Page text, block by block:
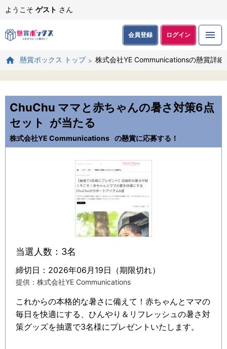
ようこそ ゲスト さん
会員登録 ログイン
懸賞ボックス トップ 株式会社YE Communicationsの懸賞詳細
ChuChu ママと赤ちゃんの暑さ対策6点
セット
が当たる
株式会社YE Communications の懸賞に応募する！
当選人数：3名
締切日：2026年06月19日（期限切れ）
提供：株式会社YE Communications
これからの本格的な暑さに備えて！赤ちゃんとママの
毎日を快適にする、ひんやり＆リフレッシュの暑さ対
策グッズを抽選で3名様にプレゼントいたします。